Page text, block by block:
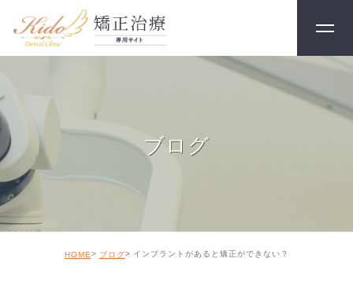
ブログ
HOME ブログ インプラントがあると矯正ができない？